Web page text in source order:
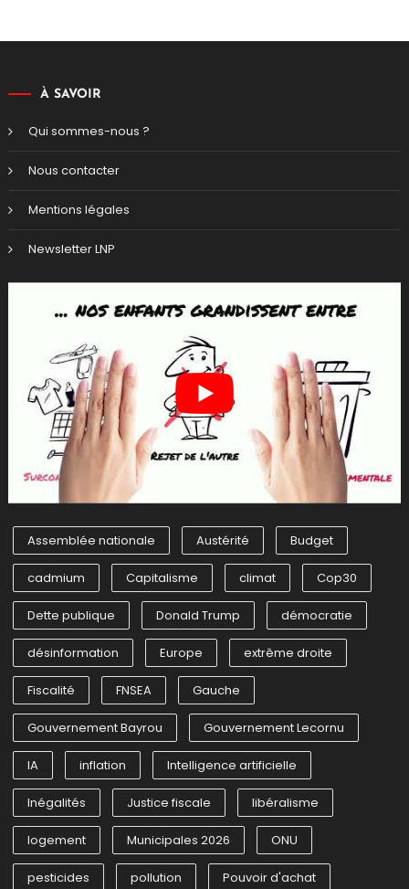
À SAVOIR
Qui sommes-nous ?
Nous contacter
Mentions légales
Newsletter LNP
Assemblée nationale Austérité Budget
cadmium Capitalisme climat Cop30
Dette publique Donald Trump démocratie
désinformation Europe extrême droite
Fiscalité FNSEA Gauche
Gouvernement Bayrou Gouvernement Lecornu
IA inflation Intelligence artificielle
Inégalités Justice fiscale libéralisme
logement Municipales 2026 ONU
pesticides pollution Pouvoir d'achat